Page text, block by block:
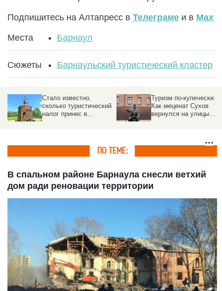
Подпишитесь на Алтапресс в Телеграме и в Max
Места Барнаул
Сюжеты Барнаульский туристический кластер
Стало известно,
сколько туристический
налог принес в
Туризм по-купечески.
Как меценат Сухов
вернулся на улицы
ПО ТЕМЕ:
В спальном районе Барнаула снесли ветхий
дом ради реновации территории